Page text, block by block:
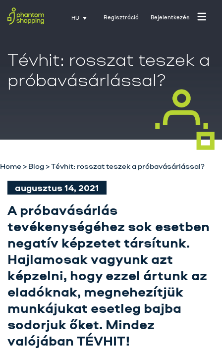
HU Regisztráció Bejelentkezés
Rólunk
Üzletágak
Szolgáltatásaink
Karrier
Kapcsolat
Tréning
Próbavásárlóknak
Tévhit: rosszat teszek a
próbavásárlással?
Home> Blog>Tévhit: rosszat teszek a próbavásárlással?
augusztus 14, 2021
A próbavásárlás
tevékenységéhez sok esetben
negatív képzetet társítunk.
Hajlamosak vagyunk azt
képzelni, hogy ezzel ártunk az
eladóknak, megnehezítjük
munkájukat esetleg bajba
sodorjuk őket. Mindez
valójában TÉVHIT!